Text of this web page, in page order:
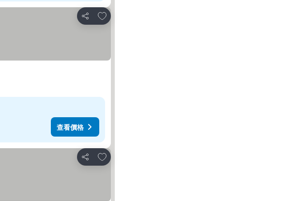
分享
放到收藏夾
查看價格
分享
放到收藏夾